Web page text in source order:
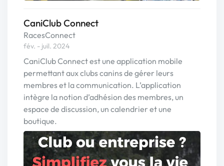
CaniClub Connect
RacesConnect
fév. - juil. 2024
CaniClub Connect est une application mobile
permettant aux clubs canins de gérer leurs
membres et la communication. L’application
intègre la notion d’adhésion des membres, un
espace de discussion, un calendrier et une
boutique.